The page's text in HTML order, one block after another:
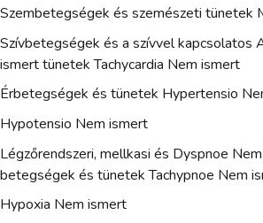
Szembetegségek és szemészeti tünetek
Szívbetegségek és a szívvel kapcsolatos
ismert tünetek Tachycardia Nem ismert
Érbetegségek és tünetek Hypertensio
Hypotensio Nem ismert
Légzőrendszeri, mellkasi és Dyspnoe
betegségek és tünetek Tachypnoe Nem
Hypoxia Nem ismert